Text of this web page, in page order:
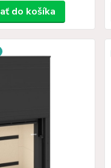
do košíka